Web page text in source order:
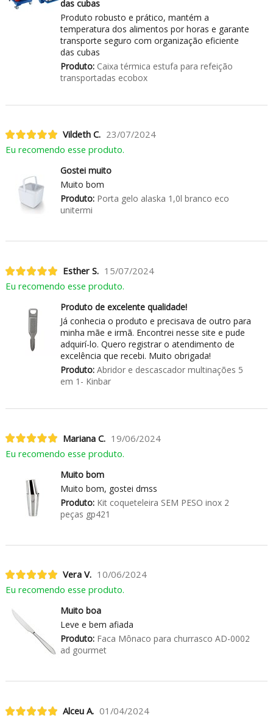
das cubas
Produto robusto e prático, mantém a
temperatura dos alimentos por horas e garante
transporte seguro com organização eficiente
das cubas
Produto:Caixa térmica estufa para refeição
transportadas ecobox
Vildeth C. 23/07/2024
Eu recomendo esse produto.
Gostei muito
Muito bom
Produto:Porta gelo alaska 1,0l branco eco
unitermi
Esther S. 15/07/2024
Eu recomendo esse produto.
Produto de excelente qualidade!
Já conhecia o produto e precisava de outro para
minha mãe e irmã. Encontrei nesse site e pude
adquirí-lo. Quero registrar o atendimento de
excelência que recebi. Muito obrigada!
Produto:Abridor e descascador multinações 5
em 1- Kinbar
Mariana C. 19/06/2024
Eu recomendo esse produto.
Muito bom
Muito bom, gostei dmss
Produto:Kit coqueteleira SEM PESO inox 2
peças gp421
Vera V. 10/06/2024
Eu recomendo esse produto.
Muito boa
Leve e bem afiada
Produto:Faca Mônaco para churrasco AD-0002
ad gourmet
Alceu A. 01/04/2024